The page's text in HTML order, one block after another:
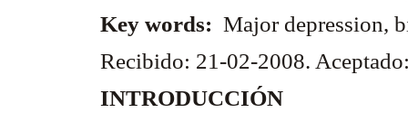
Key words: Major depression,
Recibido: 21-02-2008.
INTRODUCCIÓN